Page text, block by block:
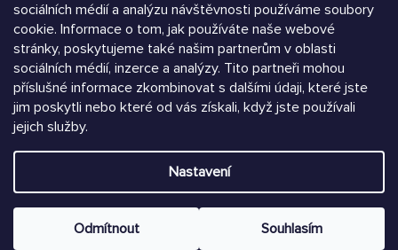
sociálních médií a analýzu návštěvnosti používáme soubory
cookie. Informace o tom, jak používáte naše webové
stránky, poskytujeme také našim partnerům v oblasti
sociálních médií, inzerce a analýzy. Tito partneři mohou
příslušné informace zkombinovat s dalšími údaji, které jste
jim poskytli nebo které od vás získali, když jste používali
jejich služby.
Nastavení
Odmítnout Souhlasím
Heureka.sk
Árukereső.hu
Vytvořil Shoptet
Copyright 2026Chrústiček.cz. Všechna práva vyhrazena.
Upravit nastavení cookies